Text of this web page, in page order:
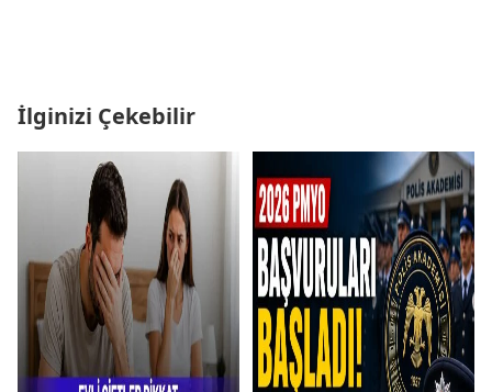
İlginizi Çekebilir